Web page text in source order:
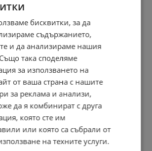
бисквитки, за да
съдържанието,
и да анализираме нашия
така споделяме
за използването на
от ваша страна с нашите
за реклама и анализи,
да я комбинират с друга
която сте им
или която са събрали от
на техните услуги.